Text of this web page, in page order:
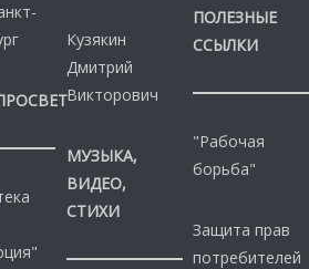
Кузякин
Дмитрий
Викторович
МУЗЫКА,
ВИДЕО,
СТИХИ
ПОЛЕЗНЫЕ
ССЫЛКИ
"Рабочая
борьба"
Защита прав
потребителей